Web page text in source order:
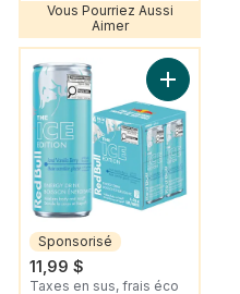
Vous Pourriez Aussi
Aimer
sportive Cool Blue au
Vous Pourriez Aussi Aimer
Sponsorisé
11,99 $
Taxes en sus, frais éco
Ajouter